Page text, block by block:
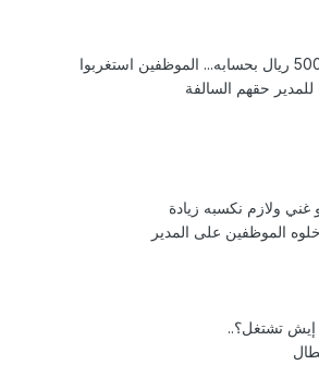
للمدير حقهم السالفة
غني ولازم نكسبه زيادة
الموظفين على المدير
إيش تشتغل؟..